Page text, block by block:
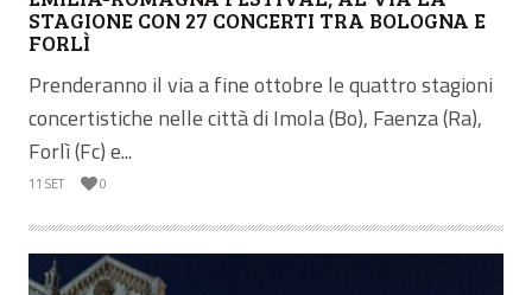
STAGIONE CON 27 CONCERTI TRA BOLOGNA E
FORLÌ
Prenderanno il via a fine ottobre le quattro stagioni
concertistiche nelle città di Imola (Bo), Faenza (Ra),
Forlì (Fc) e...
11 SET 0